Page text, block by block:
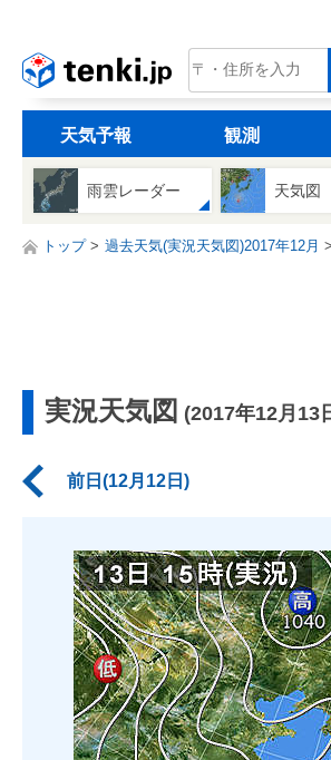
tenki.jp
天気予報 観測
雨雲レーダー 天気図
トップ 過去天気(実況天気図)2017年12月
実況天気図 (2017年12月13
前日(12月12日)